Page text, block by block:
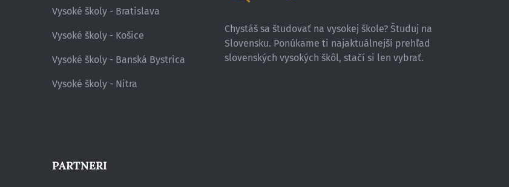
Vysoké školy - Bratislava
Vysoké školy - Košice
Vysoké školy - Banská Bystrica
Vysoké školy - Nitra
Chystáš sa študovať na vysokej škole? Študuj na
Slovensku. Ponúkame ti najaktuálnejší prehľad
slovenských vysokých škôl, stačí si len vybrať.
PARTNERI